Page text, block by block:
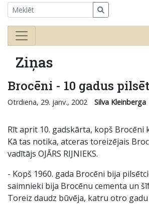
Ziņas
Brocēni - 10 gadus
Otrdiena, 29. janv., 2002 Silva Kleinberga
Rīt aprit 10. gadskārta, kopš Brocēni
Kā tas notika, atceras toreizējais
vadītājs OJĀRS RIJNIEKS.
- Kopš 1960. gada Brocēni bija
saimnieki bija Brocēnu cementa un
Toreiz daudz būvēja, katru otro